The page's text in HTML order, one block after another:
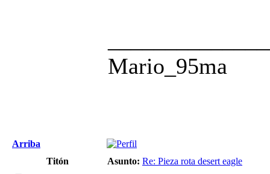
Mario_95ma
Arriba
Titón
Asunto: Re: Pieza rota desert eagle